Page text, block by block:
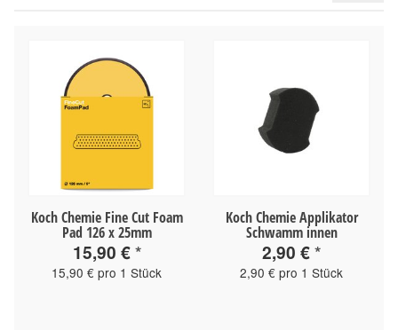
Koch Chemie Fine Cut Foam
Pad 126 x 25mm
15,90 €*
15,90 € pro 1 Stück
Koch Chemie Applikator
Schwamm innen
2,90 €*
2,90 € pro 1 Stück